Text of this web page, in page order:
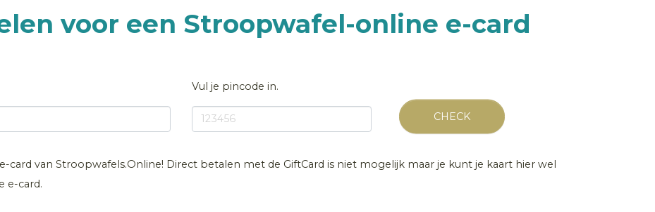
voor een Stroopwafel-online e-card
Vul je pincode in.
CHECK
card van Stroopwafels.Online! Direct betalen met de GiftCard is niet mogelijk maar je kunt je kaart hier wel
e-card.